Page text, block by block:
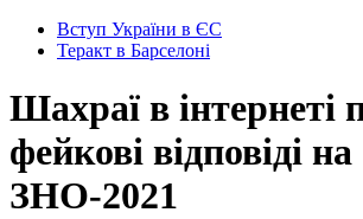
Вступ України в ЄС
Теракт в Барселоні
Шахраї в інтернеті
фейкові відповіді на
ЗНО-2021